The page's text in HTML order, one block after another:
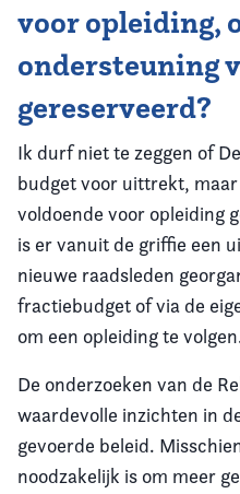
voor opleiding,
ondersteuning
gereserveerd?
Ik durf niet te zeggen of
budget voor uittrekt,
voldoende voor opleiding
is er vanuit de griffie een
nieuwe raadsleden
fractiebudget of via de
om een opleiding te
De onderzoeken van de
waardevolle inzichten in
gevoerde beleid.
noodzakelijk is om meer